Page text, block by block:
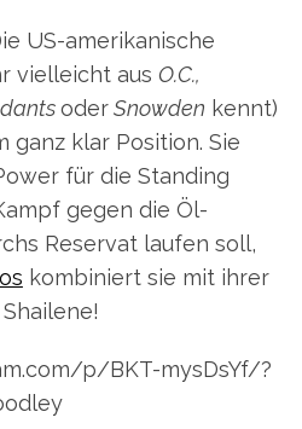
US-amerikanische
vielleicht aus O.C.,
oderSnowden kennt)
ganz klar Position. Sie
für die Standing
gegen die Öl-
Reservat laufen soll,
kombiniert sie mit ihrer
p/BKT-mysDsYf/?